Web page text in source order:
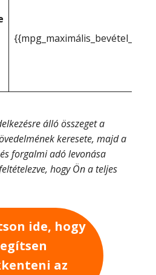
álló összeget a
keresete, majd a
forgalmi adó levonása
hogy Ön a teljes
ide, hogy
az